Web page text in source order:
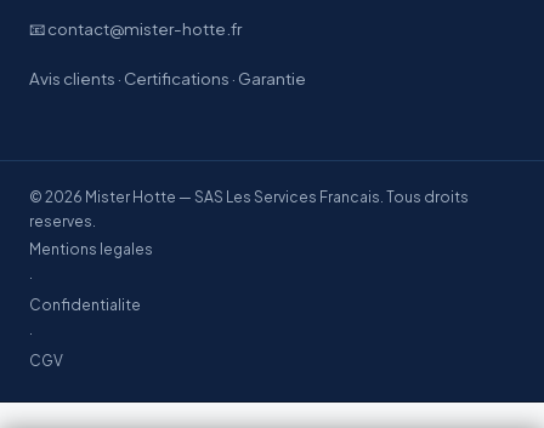
📧 contact@mister-hotte.fr
Avis clients · Certifications · Garantie
© 2026 Mister Hotte — SAS Les Services Francais. Tous droits
reserves.
Mentions legales
·
Confidentialite
·
CGV